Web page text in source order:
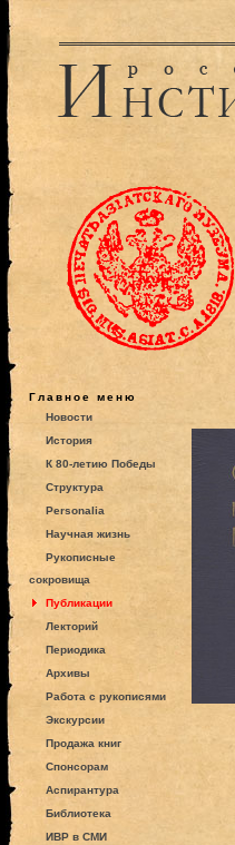
Главное меню
Новости
История
К 80-летию Победы
Структура
Personalia
Научная жизнь
Рукописные
сокровища
Публикации
Лекторий
Периодика
Архивы
Работа с рукописями
Экскурсии
Продажа книг
Спонсорам
Аспирантура
Библиотека
ИВР в СМИ